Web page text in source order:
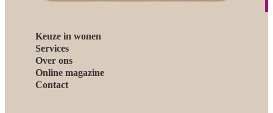
Keuze in wonen
Services
Over ons
Online magazine
Contact